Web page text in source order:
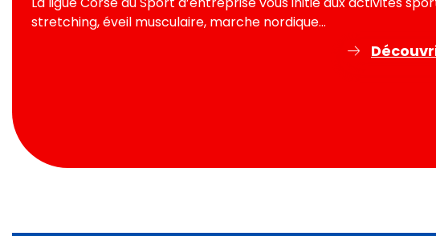
stretching, éveil musculaire, marche nordique…